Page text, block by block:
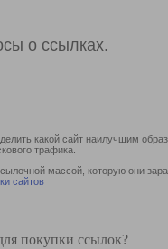
о ссылках.
какой сайт наилучшим
трафика.
массой, которую они
сайтов
покупки ссылок?